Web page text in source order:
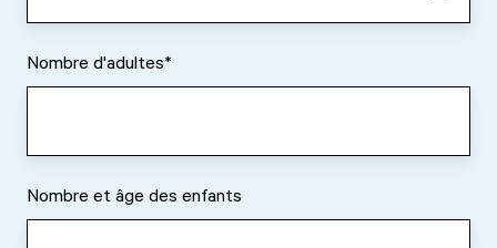
Nombre d'adultes*
Nombre et âge des enfants